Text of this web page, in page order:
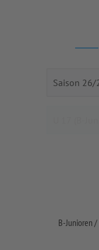
B-Junioren /